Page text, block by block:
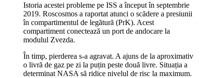
Istoria acestei probleme pe ISS a început în septembrie
2019. Roscosmos a raportat atunci o scădere a presiunii
în compartimentul de legătură (PrK). Acest
compartiment conectează un port de andocare la
modulul Zvezda.
În timp, pierderea s-a agravat. A ajuns de la aproximativ
o livră de gaz pe zi la puțin peste două livre. Situația a
determinat NASA să ridice nivelul de risc la maximum.